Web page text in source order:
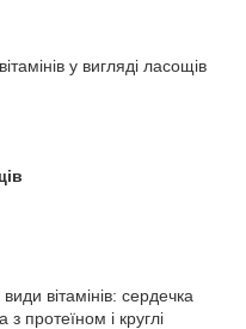
у вигляді ласощів
вітамінів: сердечка
протеїном і круглі